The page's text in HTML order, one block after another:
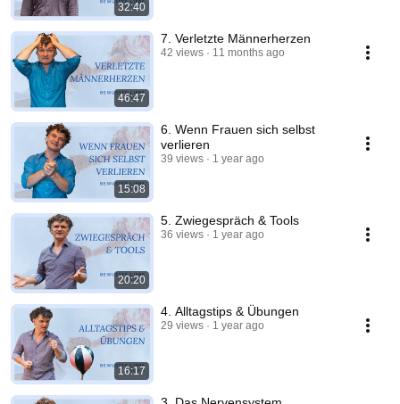
32:40
46:47
7. Verletzte Männerherzen
42 views 11 months ago
15:08
6. Wenn Frauen sich selbst
verlieren
39 views 1 year ago
20:20
5. Zwiegespräch & Tools
36 views 1 year ago
16:17
4. Alltagstips & Übungen
29 views 1 year ago